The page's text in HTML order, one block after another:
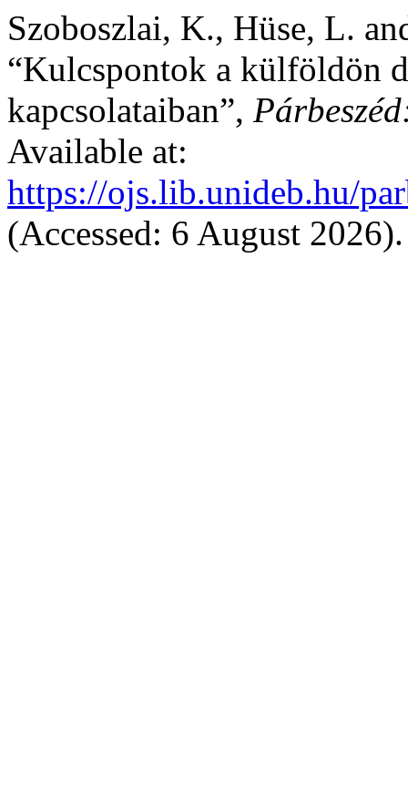
Szoboszlai, K., Hüse, L.
“Kulcspontok a külföldön
kapcsolataiban”,
Available at:
https://ojs.lib.unideb.hu/
(Accessed: 6 August 2026).